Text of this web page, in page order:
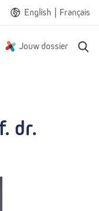
English | Français
Jouw dossier
dr.